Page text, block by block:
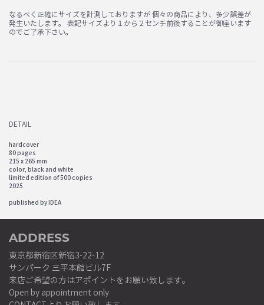
なるべく正確にサイズを計測しておりますが 個々の商品により、多少誤差が
発生いたします。 表記サイズより１から２センチ前後することが御座います
のでご了承下さい。
DETAIL
hardcover
80 pages
215 x 265 mm
color, black and white
limited edition of 500 copies
2025
published by IDEA
ADDRESS
東京都新宿区新宿3-22-12
サンパーク 三平本館ビル7F
来店ご希望の方はアポイントをお願い致します。
Open by appointment only